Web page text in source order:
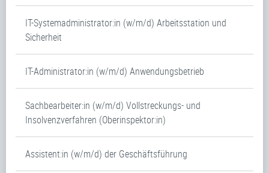
IT-Systemadministrator:in (w/m/d) Arbeitsstation und
Sicherheit
IT-Administrator:in (w/m/d) Anwendungsbetrieb
Sachbearbeiter:in (w/m/d) Vollstreckungs- und
Insolvenzverfahren (Oberinspektor:in)
Assistent:in (w/m/d) der Geschäftsführung